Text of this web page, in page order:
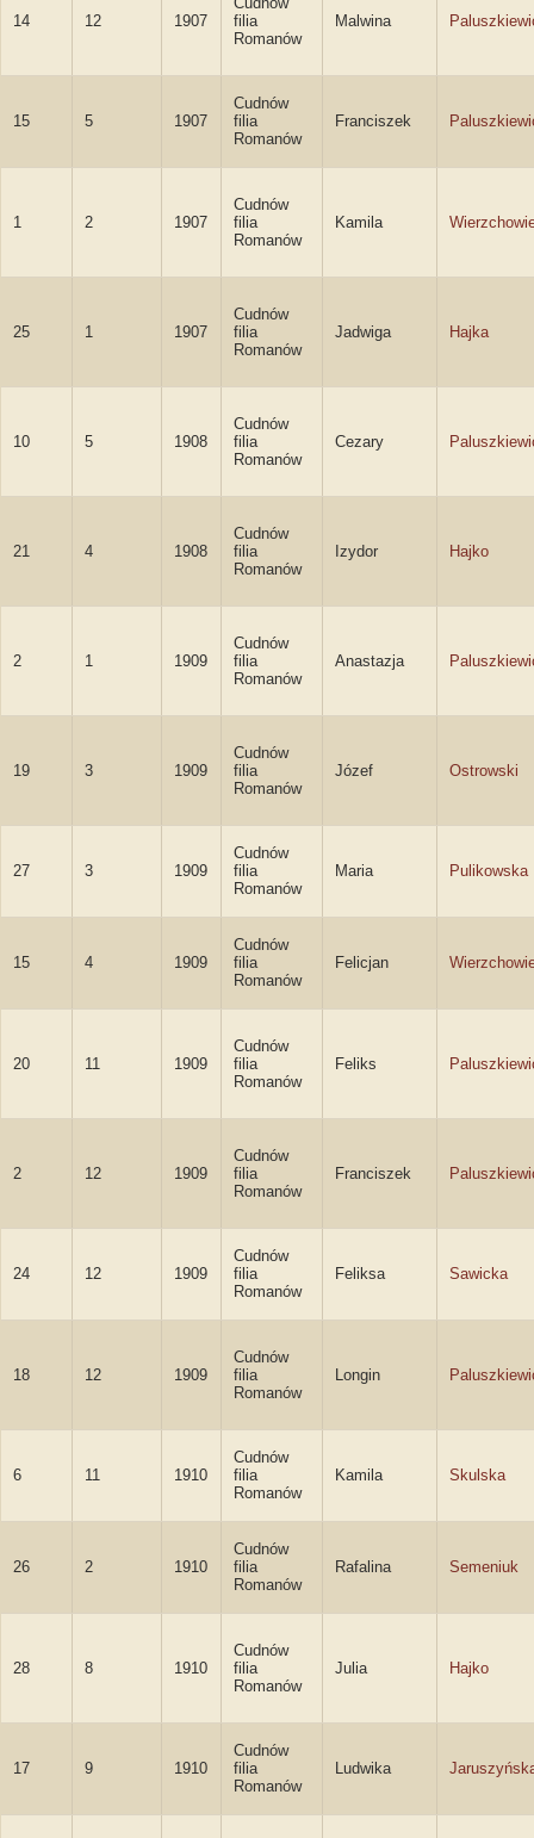
14 12 1907
filia
Romanów
Malwina
15 5 1907
Cudnów
filia
Romanów
Franciszek
1 2 1907
Cudnów
filia
Romanów
Kamila
25 1 1907
Cudnów
filia
Romanów
Jadwiga Hajka
10 5 1908
Cudnów
filia
Romanów
Cezary
21 4 1908
Cudnów
filia
Romanów
Izydor Hajko
2 1 1909
Cudnów
filia
Romanów
Anastazja
19 3 1909
Cudnów
filia
Romanów
Józef Ostrowski
27 3 1909
Cudnów
filia
Romanów
Maria Pulikowska
15 4 1909
Cudnów
filia
Romanów
Felicjan
20 11 1909
Cudnów
filia
Romanów
Feliks
2 12 1909
Cudnów
filia
Romanów
Franciszek
24 12 1909
Cudnów
filia
Romanów
Feliksa Sawicka
18 12 1909
Cudnów
filia
Romanów
Longin
6 11 1910
Cudnów
filia
Romanów
Kamila Skulska
26 2 1910
Cudnów
filia
Romanów
Rafalina Semeniuk
28 8 1910
Cudnów
filia
Romanów
Julia Hajko
17 9 1910
Cudnów
filia
Romanów
Ludwika